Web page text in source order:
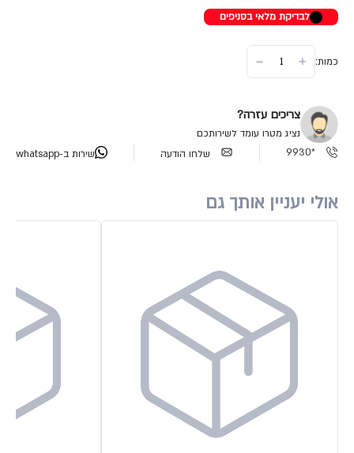
לבדיקת מלאי בסניפים
כמות:
צריכים עזרה?
נציג מטרו עומד לשירותכם
*9930
שלחו הודעה שירות ב-whatsapp
אולי יעניין אותך גם